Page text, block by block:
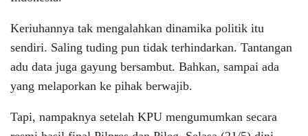
Keriuhannya tak mengalahkan dinamika politik itu
sendiri. Saling tuding pun tidak terhindarkan. Tantangan
adu data juga gayung bersambut. Bahkan, sampai ada
yang melaporkan ke pihak berwajib.
Tapi, nampaknya setelah KPU mengumumkan secara